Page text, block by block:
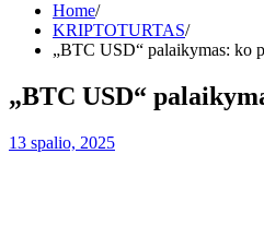
Home
KRIPTOTURTAS
„BTC USD“ palaikymas: ko
„BTC USD“
13 spalio, 2025